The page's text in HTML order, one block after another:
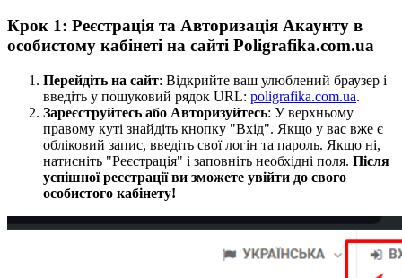
Крок 1: Реєстрація та Авторизація Акаунту в
особистому кабінеті на сайті Poligrafika.com.ua
Перейдіть на сайт: Відкрийте ваш улюблений браузер і
введіть у пошуковий рядок URL: poligrafika.com.ua.
Зареєструйтесь або Авторизуйтесь: У верхньому
правому куті знайдіть кнопку "Вхід". Якщо у вас вже є
обліковий запис, введіть свої логін та пароль. Якщо ні,
натисніть "Реєстрація" і заповніть необхідні поля. Після
успішної реєстрації ви зможете увійти до свого
особистого кабінету!